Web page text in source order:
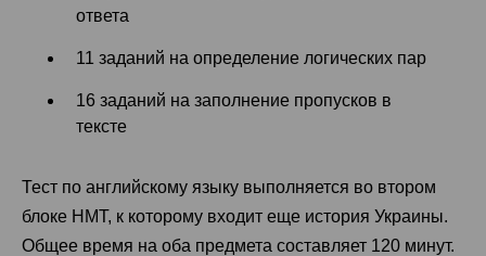
ответа
11 заданий на определение логических пар
16 заданий на заполнение пропусков в
тексте
Тест по английскому языку выполняется во втором
блоке НМТ, к которому входит еще история Украины.
Общее время на оба предмета составляет 120 минут.